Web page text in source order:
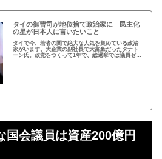
タイの御曹司が地位捨て政治家に 民主化
の星が日本人に言いたいこと
タイで今、若者の間で絶大な人気を集めている政治
家がいます。大企業の副社長で大富豪だったタナト
ーン氏。政党をつくって1年で、総選挙では議員ゼロ
国会議員は資産200億円